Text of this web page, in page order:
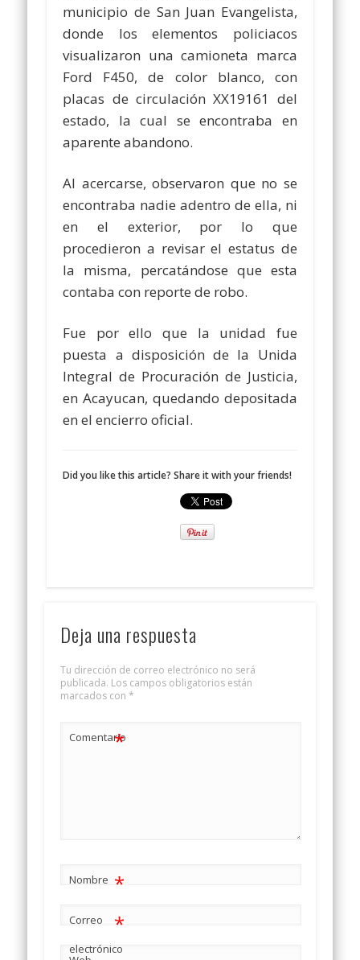
municipio de San Juan Evangelista,
donde los elementos policiacos
visualizaron una camioneta marca
Ford F450, de color blanco, con
placas de circulación XX19161 del
estado, la cual se encontraba en
aparente abandono.
Al acercarse, observaron que no se
encontraba nadie adentro de ella, ni
en el exterior, por lo que
procedieron a revisar el estatus de
la misma, percatándose que esta
contaba con reporte de robo.
Fue por ello que la unidad fue
puesta a disposición de la Unida
Integral de Procuración de Justicia,
en Acayucan, quedando depositada
en el encierro oficial.
Did you like this article? Share it with your friends!
Deja una respuesta
Tu dirección de correo electrónico no será
publicada. Los campos obligatorios están
marcados con *
Comentario
*
Nombre *
Correo
electrónico
*